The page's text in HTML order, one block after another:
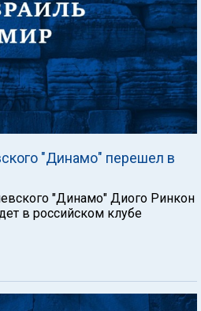
"Динамо" перешел в
"Динамо" Диого Ринкон
в российском клубе